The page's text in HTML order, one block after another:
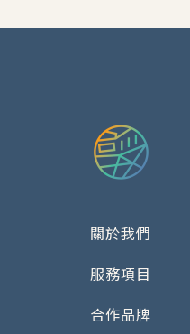
關於我們
服務項目
合作品牌